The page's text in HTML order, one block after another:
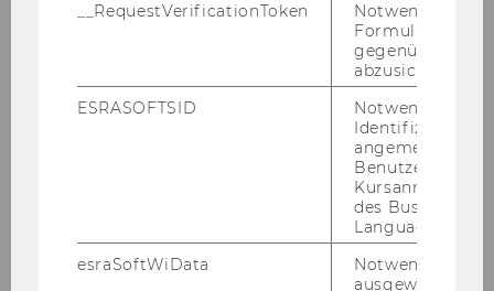
Masterguide
Spezifische Infos für Masterstudierende
__RequestVerificationToken
Notwendig, um
gegenüber
abzusichern.
ESRASOFTSID
Notwendig zur
Identifizierung
angemeldeten
Benutzers im
des Business
Language
esraSoftWiData
Notwendig um
ausgewählte